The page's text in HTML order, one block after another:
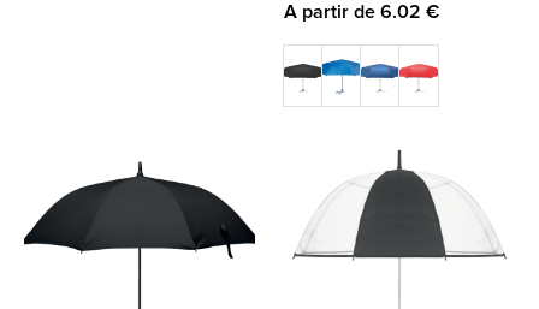
A partir de 6.02 €